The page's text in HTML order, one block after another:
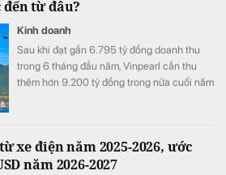
từ đâu?
Kinh doanh
Sau khi đạt gần 6.795 tỷ đồng doanh thu
trong 6 tháng đầu năm, Vinpearl cần thu
thêm hơn 9.200 tỷ đồng trong nửa cuối năm
xe điện năm 2025-2026, ước
năm 2026-2027